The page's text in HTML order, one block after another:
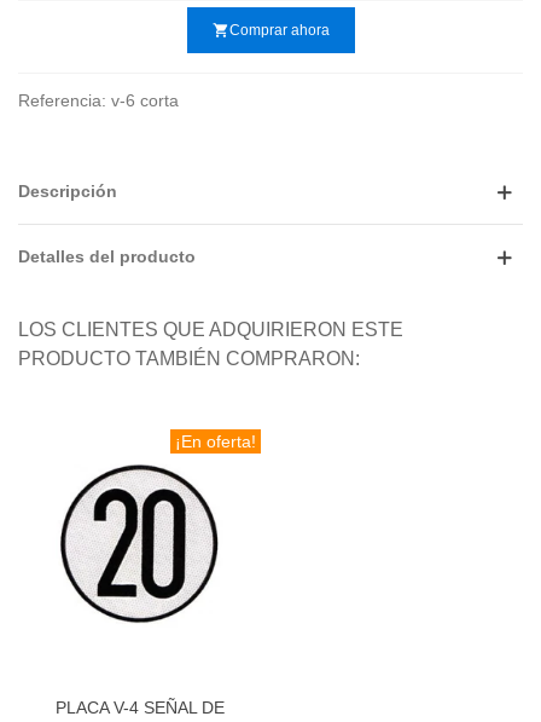
shopping_cartComprar ahora
Referencia: v-6 corta
Descripción
Detalles del producto
LOS CLIENTES QUE ADQUIRIERON ESTE
PRODUCTO TAMBIÉN COMPRARON:
¡En oferta!
PLACA V-4 SEÑAL DE